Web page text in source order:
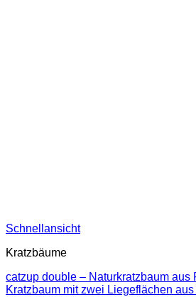
Schnellansicht
Kratzbäume
catzup double – Naturkratzbaum aus
Kratzbaum mit zwei Liegeflächen